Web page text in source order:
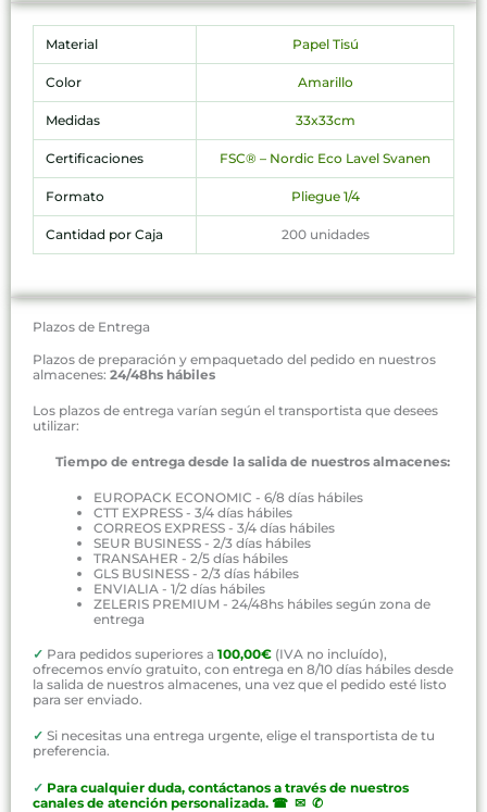
Material Papel Tisú
Color Amarillo
Medidas 33x33cm
Certificaciones FSC® – Nordic Eco Lavel Svanen
Formato Pliegue 1/4
Cantidad por Caja 200 unidades
Plazos de Entrega
Plazos de preparación y empaquetado del pedido en nuestros
almacenes: 24/48hs hábiles
Los plazos de entrega varían según el transportista que desees
utilizar:
Tiempo de entrega desde la salida de nuestros almacenes:
EUROPACK ECONOMIC - 6/8 días hábiles
CTT EXPRESS - 3/4 días hábiles
CORREOS EXPRESS - 3/4 días hábiles
SEUR BUSINESS - 2/3 días hábiles
TRANSAHER - 2/5 días hábiles
GLS BUSINESS - 2/3 días hábiles
ENVIALIA - 1/2 días hábiles
ZELERIS PREMIUM - 24/48hs hábiles según zona de
entrega
✓ Para pedidos superiores a 100,00€ (IVA no incluído),
ofrecemos envío gratuito, con entrega en 8/10 días hábiles desde
la salida de nuestros almacenes, una vez que el pedido esté listo
para ser enviado.
✓ Si necesitas una entrega urgente, elige el transportista de tu
preferencia.
✓ Para cualquier duda, contáctanos a través de nuestros
canales de atención personalizada. ☎ ✉ ✆